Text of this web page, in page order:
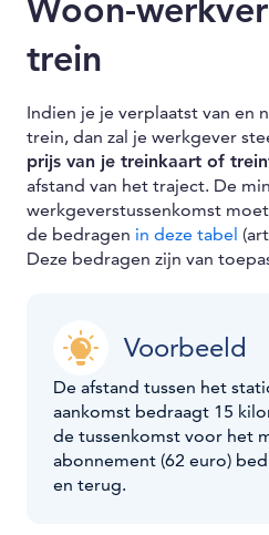
Woon-
trein
Indien je je verplaatst van en
trein, dan zal je werkgever
prijs van je treinkaart of
afstand van het traject. De
werkgeverstussenkomst
de bedragen in deze tabel
Deze bedragen zijn van
Voorbeeld
De afstand tussen het
aankomst bedraagt 15
de tussenkomst voor het
abonnement (62 euro)
en terug.